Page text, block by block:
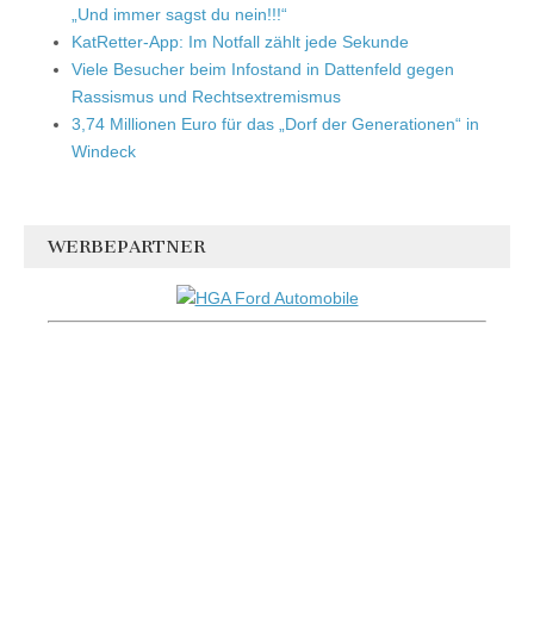
„Und immer sagst du nein!!!“
KatRetter-App: Im Notfall zählt jede Sekunde
Viele Besucher beim Infostand in Dattenfeld gegen
Rassismus und Rechtsextremismus
3,74 Millionen Euro für das „Dorf der Generationen“ in
Windeck
WERBEPARTNER